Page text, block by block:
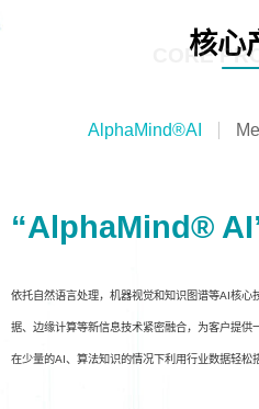
核心
CORE
AlphaMind®AI
“AlphaMind®
依托自然语言处理，机器视觉和知识图谱等AI核
据、边缘计算等新信息技术紧密融合，为客户提供
在少量的AI、算法知识的情况下利用行业数据轻松